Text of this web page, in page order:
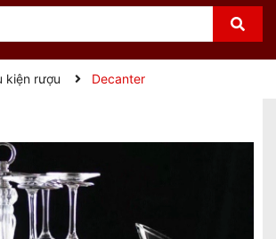
kiện rượu Decanter